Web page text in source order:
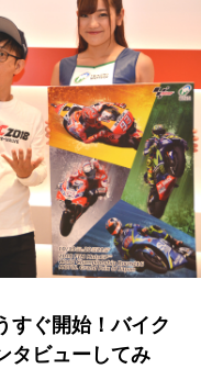
すぐ開始！バイク
タビューしてみ